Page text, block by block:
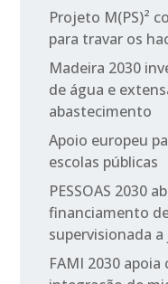
Projeto M(PS)²
para travar os
Madeira 2030
de água e
abastecimento
Apoio europeu
escolas públicas
PESSOAS 2030
financiamento
supervisionada a
FAMI 2030